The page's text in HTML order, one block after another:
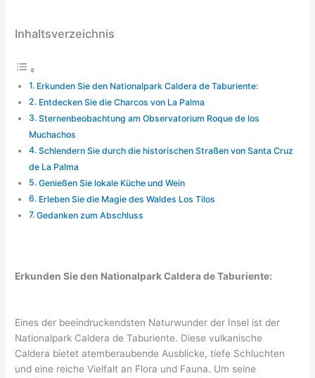
Inhaltsverzeichnis
Erkunden Sie den Nationalpark Caldera de Taburiente:
Entdecken Sie die Charcos von La Palma
Sternenbeobachtung am Observatorium Roque de los
Muchachos
Schlendern Sie durch die historischen Straßen von Santa Cruz
de La Palma
Genießen Sie lokale Küche und Wein
Erleben Sie die Magie des Waldes Los Tilos
Gedanken zum Abschluss
Erkunden Sie den Nationalpark Caldera de Taburiente:
Eines der beeindruckendsten Naturwunder der Insel ist der
Nationalpark Caldera de Taburiente. Diese vulkanische
Caldera bietet atemberaubende Ausblicke, tiefe Schluchten
und eine reiche Vielfalt an Flora und Fauna. Um seine